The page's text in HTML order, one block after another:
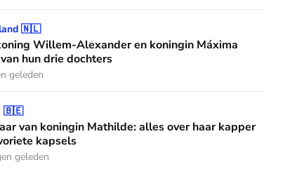
Alexander en koningin Máxima leren van hun drie dochters
🇳🇱
Willem-Alexander en koningin Máxima
hun drie dochters
geleden
Mathilde: alles over haar kapper en favoriete kapsels
🇧🇪
van koningin Mathilde: alles over haar kapper
kapsels
geleden